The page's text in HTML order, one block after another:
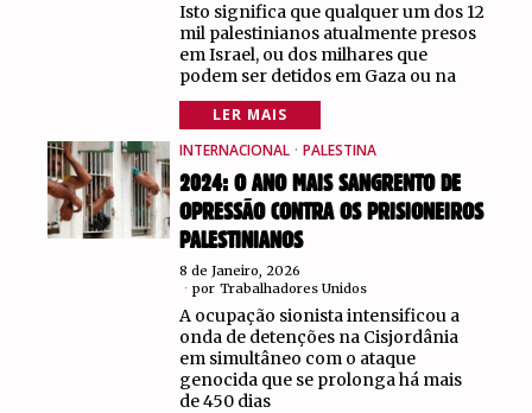
Isto significa que qualquer um dos 12
mil palestinianos atualmente presos
em Israel, ou dos milhares que
podem ser detidos em Gaza ou na
LER MAIS
INTERNACIONAL · PALESTINA
2024: O ANO MAIS SANGRENTO DE
OPRESSÃO CONTRA OS PRISIONEIROS
PALESTINIANOS
8 de Janeiro, 2026
por Trabalhadores Unidos
A ocupação sionista intensificou a
onda de detenções na Cisjordânia
em simultâneo com o ataque
genocida que se prolonga há mais
de 450 dias